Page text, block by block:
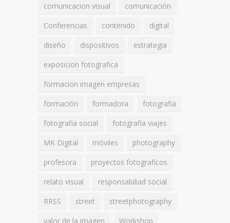
comunicacion visual
comunicación
Conferencias
contenido
digital
diseño
dispositivos
estrategia
exposicion fotografica
formacion imagen empresas
formación
formadora
fotografia
fotografia social
fotografia viajes
MK Digital
móviles
photography
profesora
proyectos fotograficos
relato visual
responsabiliad social
RRSS
street
streetphotography
valor de la imagen
Workshop